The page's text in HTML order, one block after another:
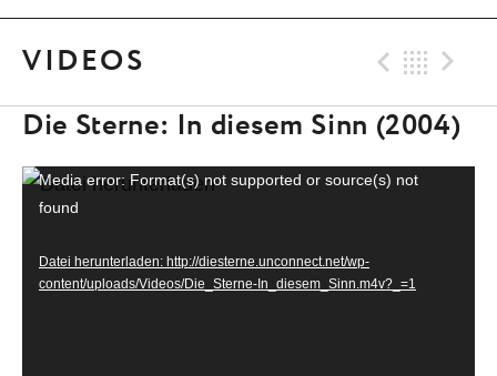
VIDEOS
Die Sterne: In diesem Sinn (2004)
Video-Player
Media error: Format(s) not supported or source(s) not
found
Datei herunterladen: http://diesterne.unconnect.net/wp-
content/uploads/Videos/Die_Sterne-In_diesem_Sinn.m4v?_=1